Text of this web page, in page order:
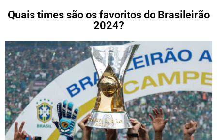
Quais times são os favoritos do Brasileirão
2024?